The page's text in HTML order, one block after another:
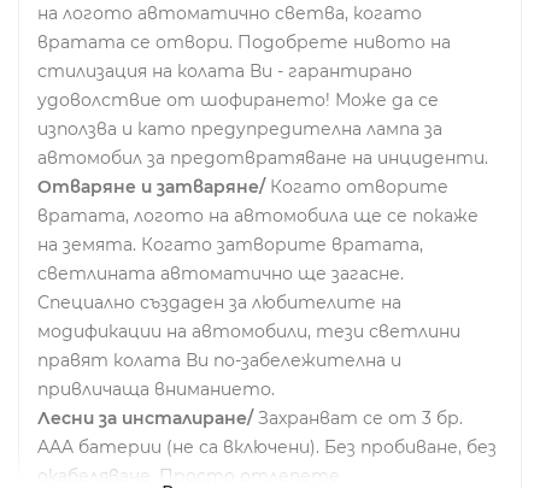
на логото автоматично светва, когато
вратата се отвори. Подобрете нивото на
стилизация на колата Ви - гарантирано
удоволствие от шофирането! Може да се
използва и като предупредителна лампа за
автомобил за предотвратяване на инциденти.
Отваряне и затваряне/Когато отворите
вратата, логото на автомобила ще се покаже
на земята. Когато затворите вратата,
светлината автоматично ще загасне.
Специално създаден за любителите на
модификации на автомобили, тези светлини
правят колата Ви по-забележителна и
привличаща вниманието.
Лесни за инсталиране/Захранват се от 3 бр.
AAA батерии (не са включени). Без пробиване, без
окабеляване. Просто отлепете